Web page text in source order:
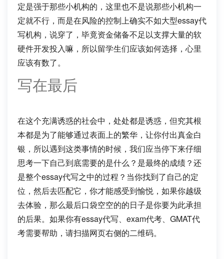
定是强于那些小机构的，这里也不是说那些小机构一
定就不行，而是在风险的控制上确实不如大型essay代
写机构，说穿了，毕竟资金储备不足以支撑大量的软
硬件开发投入嘛，所以留学生们应该如何选择，心里
应该有数了。
写在最后
在这个充满诱惑的社会中，处处都是诱惑，但究其根
本都是为了能够通过表面上的繁华，让你付出真金白
银，所以遇到这类事情的时候，我们应当停下来仔细
思考一下自己到底需要的是什么？是最终的成绩？还
是整个essay代写之中的过程？当你找到了自己的定
位，然后去匹配它，你才能感受到愉悦，如果你越级
去体验，那么最后口袋空空的的日子是你要为此承担
的后果。如果你有essay代写、exam代考、GMAT代
考需要帮助，请扫描网页右侧的二维码。